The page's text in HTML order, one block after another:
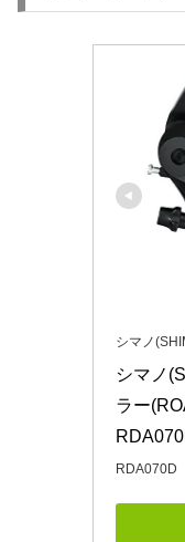
シマノ
シマノ
ラー
RDA070D